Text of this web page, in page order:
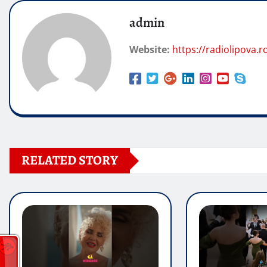
admin
Website: https://
RELATED STORY